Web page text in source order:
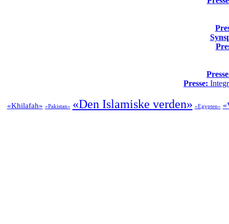
Presse:
«Khilafah» «Pakistan» «Den Islamiske verden» «Egypten»